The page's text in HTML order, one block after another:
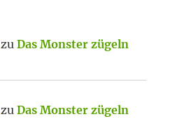
zuDas Monster zügeln
zuDas Monster zügeln